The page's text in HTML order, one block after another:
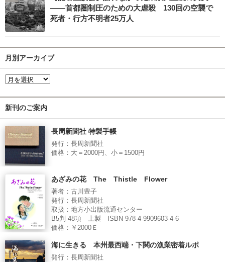
――首都圏制圧のための大虐殺 130回の空襲で
死者・行方不明者25万人
月別アーカイブ
新刊のご案内
長周新聞社 特製手帳
発行：長周新聞社
価格：大＝2000円、小＝1500円
あざみの花 The Thistle Flower
著者：古川豊子
発行：長周新聞社
取扱：地方小出版流通センター
B5判 48項 上製 ISBN 978-4-9909603-4-6
価格：￥2000Ｅ
海に生きる 本州最西端・下関の漁業密着ルポ
発行：長周新聞社